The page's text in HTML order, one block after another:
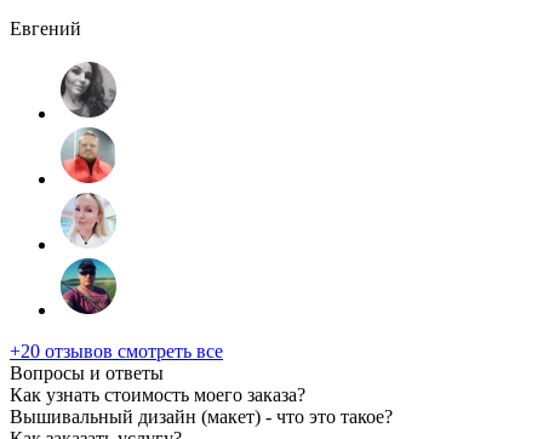
Евгений
+20 отзывов смотреть все
Вопросы и ответы
Как узнать стоимость моего заказа?
Вышивальный дизайн (макет) - что это такое?